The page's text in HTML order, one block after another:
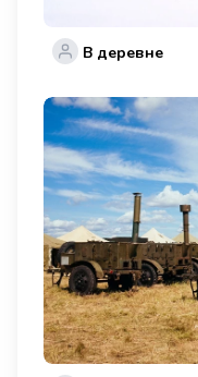
В деревне